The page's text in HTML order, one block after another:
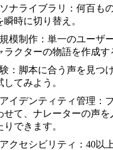
ナライブラリ：何百も
時に切り替え。
模制作：単一のユーザ
クターの物語を作成す
：脚本に合う声を見つ
てみよう。
イデンティティ管理：
せて、ナレーターの声を
できます。
クセシビリティ：40以